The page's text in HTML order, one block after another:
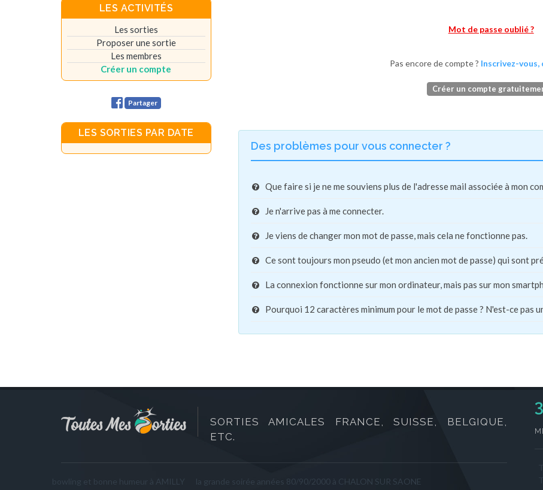
Mot de passe oublié ?
Pas encore de compte ? Inscrivez-
Créer un compte
Des problèmes pour vous connecter ?
Que faire si je ne me souviens plus de l'adresse mail associée à mon
Je n'arrive pas à me connecter.
Je viens de changer mon mot de passe, mais cela ne fonctionne pas.
Ce sont toujours mon pseudo (et mon ancien mot de passe) qui sont
La connexion fonctionne sur mon ordinateur, mais pas sur mon
Pourquoi 12 caractères minimum pour le mot de passe ? N'est-ce pas
LES ACTIVITÉS
Les sorties
Proposer une sortie
Les membres
Créer un compte
Partager
LES SORTIES PAR DATE
SORTIES AMICALES FRANCE, SUISSE, BELGIQUE,
ETC.
bowling et bonne humeur à AMILLY
la grande soirée années 80/90/2000 à CHALON SUR SAONE